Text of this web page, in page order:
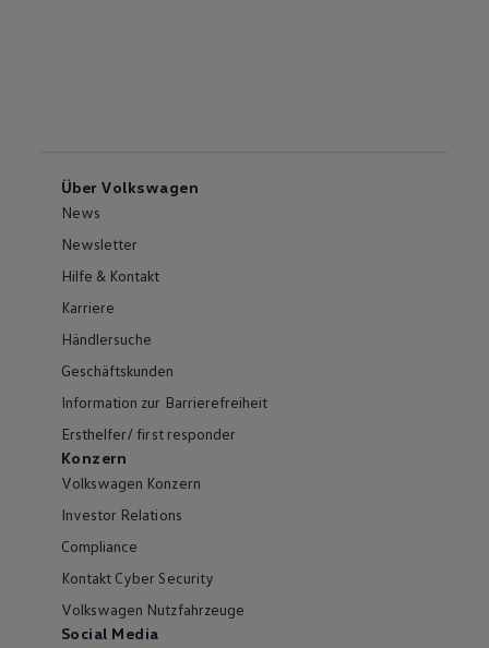
Über Volkswagen
News
Newsletter
Hilfe & Kontakt
Karriere
Händlersuche
Geschäftskunden
Information zur Barrierefreiheit
Ersthelfer/ first responder
Konzern
Volkswagen Konzern
Investor Relations
Compliance
Kontakt Cyber Security
Volkswagen Nutzfahrzeuge
Social Media